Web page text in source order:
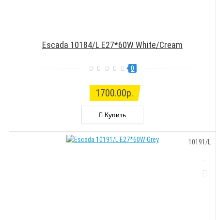
Escada 10184/L E27*60W White/Cream
0
1700.00р.
Купить
10191/L